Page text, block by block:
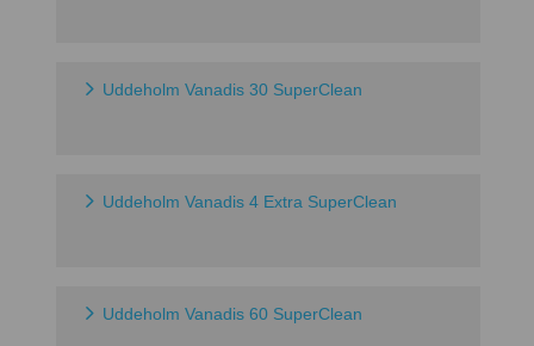
Uddeholm Vanadis 30 SuperClean
Uddeholm Vanadis 4 Extra SuperClean
Uddeholm Vanadis 60 SuperClean